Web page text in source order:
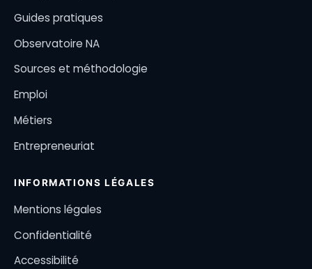
Guides pratiques
Observatoire NA
Sources et méthodologie
Emploi
Métiers
Entrepreneuriat
INFORMATIONS LÉGALES
Mentions légales
Confidentialité
Accessibilité